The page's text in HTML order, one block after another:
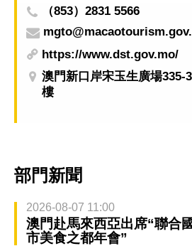
（853）2831 5566
https://www.dst.gov.mo/
澳門新口岸宋玉生廣場335-
樓
部門新聞
2026-08-07 11:00
澳門赴馬來西亞出席“聯合
市美食之都年會”